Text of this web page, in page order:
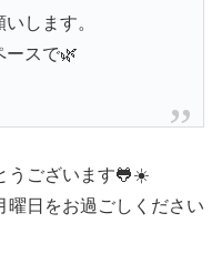
します。
ースで🌿
うございます🐸☀️
曜日をお過ごしください